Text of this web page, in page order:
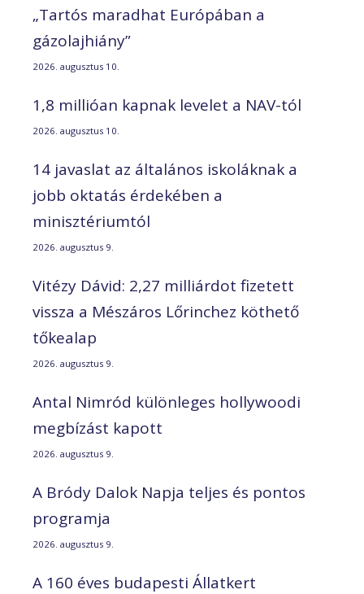
„Tartós maradhat Európában a
gázolajhiány”
2026. augusztus 10.
1,8 millióan kapnak levelet a NAV-tól
2026. augusztus 10.
14 javaslat az általános iskoláknak a
jobb oktatás érdekében a
minisztériumtól
2026. augusztus 9.
Vitézy Dávid: 2,27 milliárdot fizetett
vissza a Mészáros Lőrinchez köthető
tőkealap
2026. augusztus 9.
Antal Nimród különleges hollywoodi
megbízást kapott
2026. augusztus 9.
A Bródy Dalok Napja teljes és pontos
programja
2026. augusztus 9.
A 160 éves budapesti Állatkert